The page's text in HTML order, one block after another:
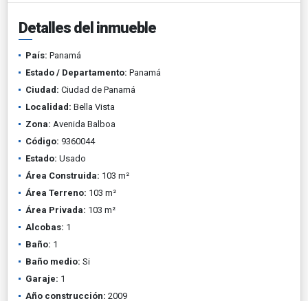
Detalles del inmueble
País: Panamá
Estado / Departamento: Panamá
Ciudad: Ciudad de Panamá
Localidad: Bella Vista
Zona: Avenida Balboa
Código: 9360044
Estado: Usado
Área Construida: 103 m²
Área Terreno: 103 m²
Área Privada: 103 m²
Alcobas: 1
Baño: 1
Baño medio: Si
Garaje: 1
Año construcción: 2009